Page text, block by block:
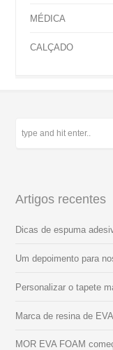
MÉDICA
CALÇADO
Artigos recentes
Dicas de espuma
Um depoimento para
Personalizar o tapete
Marca de resina de
MOR EVA FOAM